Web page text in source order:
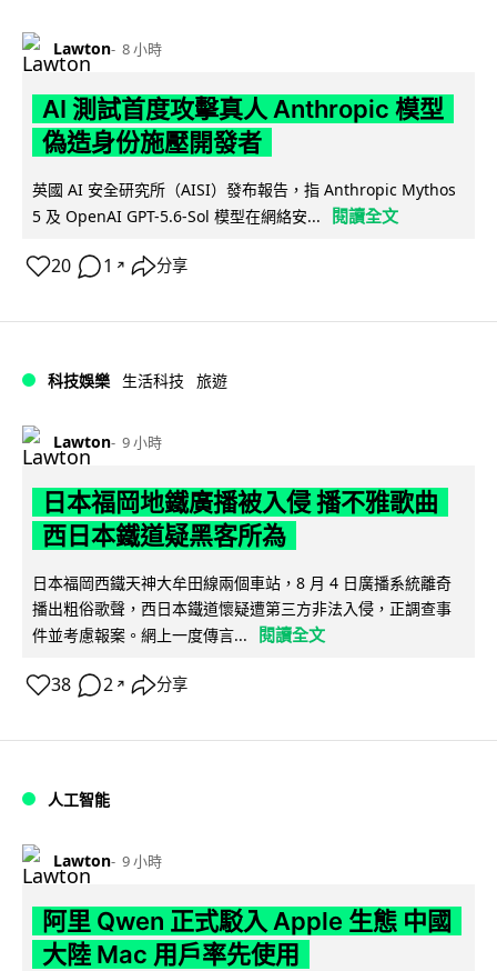
Lawton 8 小時
AI 測試首度攻擊真人 Anthropic 模型
偽造身份施壓開發者
英國 AI 安全研究所（AISI）發布報告，指 Anthropic Mythos
5 及 OpenAI GPT-5.6-Sol 模型在網絡安...
閱讀全文
20 1 ↗ 分享
科技娛樂 生活科技 旅遊
Lawton 9 小時
日本福岡地鐵廣播被入侵 播不雅歌曲
西日本鐵道疑黑客所為
日本福岡西鐵天神大牟田線兩個車站，8 月 4 日廣播系統離奇
播出粗俗歌聲，西日本鐵道懷疑遭第三方非法入侵，正調查事
件並考慮報案。網上一度傳言...
閱讀全文
38 2 ↗ 分享
人工智能
Lawton 9 小時
阿里 Qwen 正式駁入 Apple 生態 中國
大陸 Mac 用戶率先使用